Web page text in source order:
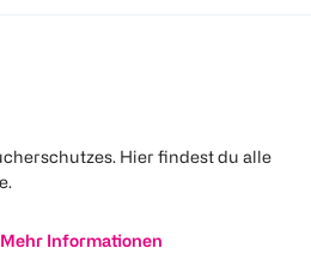
Hier findest du alle
Mehr Informationen